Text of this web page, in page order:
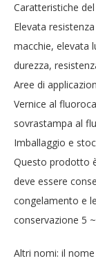
Caratteristiche
Elevata
macchie, elevata
durezza,
Aree di
Vernice al
sovrastampa al
Imballaggio e
Questo prodotto
deve essere
congelamento e
conservazione 5
Altri nomi: il